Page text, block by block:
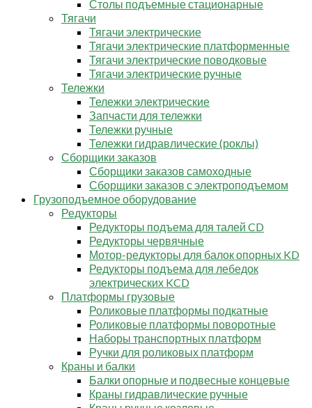
Столы подъемные стационарные
Тягачи
Тягачи электрические
Тягачи электрические платформенные
Тягачи электрические поводковые
Тягачи электрические ручные
Тележки
Тележки электрические
Запчасти для тележки
Тележки ручные
Тележки гидравлические (роклы)
Сборщики заказов
Сборщики заказов самоходные
Сборщики заказов с электроподъемом
Грузоподъемное оборудование
Редукторы
Редукторы подъема для талей CD
Редукторы червячные
Мотор-редукторы для балок опорных KD
Редукторы подъема для лебедок
электрических KCD
Платформы грузовые
Роликовые платформы подкатные
Роликовые платформы поворотные
Наборы транспортных платформ
Ручки для роликовых платформ
Краны и балки
Балки опорные и подвесные концевые
Краны гидравлические ручные